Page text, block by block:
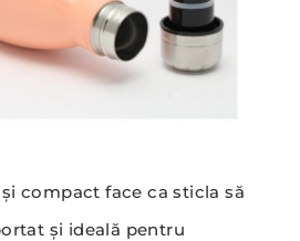
compact face ca sticla să
și ideală pentru